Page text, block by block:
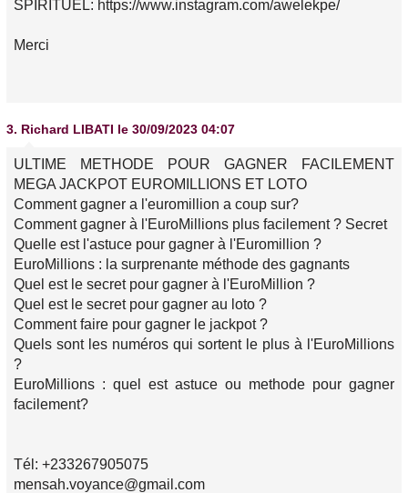
SPIRITUEL: https://www.instagram.com/awelekpe/
Merci
3. Richard LIBATI le 30/09/2023 04:07
ULTIME METHODE POUR GAGNER FACILEMENT
MEGA JACKPOT EUROMILLIONS ET LOTO
Comment gagner a l'euromillion a coup sur?
Comment gagner à l'EuroMillions plus facilement ? Secret
Quelle est l'astuce pour gagner à l'Euromillion ?
EuroMillions : la surprenante méthode des gagnants
Quel est le secret pour gagner à l'EuroMillion ?
Quel est le secret pour gagner au loto ?
Comment faire pour gagner le jackpot ?
Quels sont les numéros qui sortent le plus à l'EuroMillions
?
EuroMillions : quel est astuce ou methode pour gagner
facilement?
Tél: +233267905075
mensah.voyance@gmail.com